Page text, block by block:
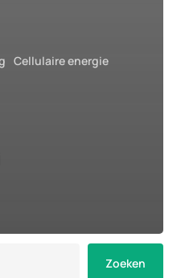
Cellulaire energie
Zoeken